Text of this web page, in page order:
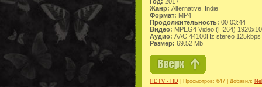
Жанр: Alternative, Indie
Формат: MP4
Продолжительность: 00:03:44
Видео: MPEG4 Video (H264)
Аудио: AAC 44100Hz stereo 125kbps
Размер: 69.52 Mb
HDTV - HD | Просмотров: 647 | Добавил: